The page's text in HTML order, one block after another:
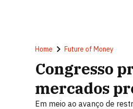
Home Future of Money
Congresso
mercados
Em meio ao avanço de